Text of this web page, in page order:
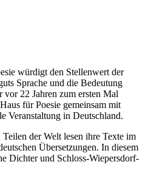
würdigt den Stellenwert der
Sprache und die Bedeutung
22 Jahren zum ersten Mal
für Poesie gemeinsam mit
Veranstaltung in Deutschland.
der Welt lesen ihre Texte im
Übersetzungen. In diesem
Dichter und Schloss-Wiepersdorf-